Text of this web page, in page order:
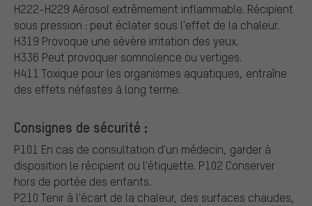
H222-H229 Aérosol extrêmement inflammable. Récipient
sous pression : peut éclater sous l'effet de la chaleur.
H319 Provoque une sévère irritation des yeux.
H336 Peut provoquer somnolence ou vertiges.
H411 Toxique pour les organismes aquatiques, entraîne
des effets néfastes à long terme.
Consignes de sécurité :
P101 En cas de consultation d'un médecin, garder à
disposition le récipient ou l'étiquette. P102 Conserver
hors de portée des enfants.
P210 Tenir à l'écart de la chaleur, des surfaces chaudes,